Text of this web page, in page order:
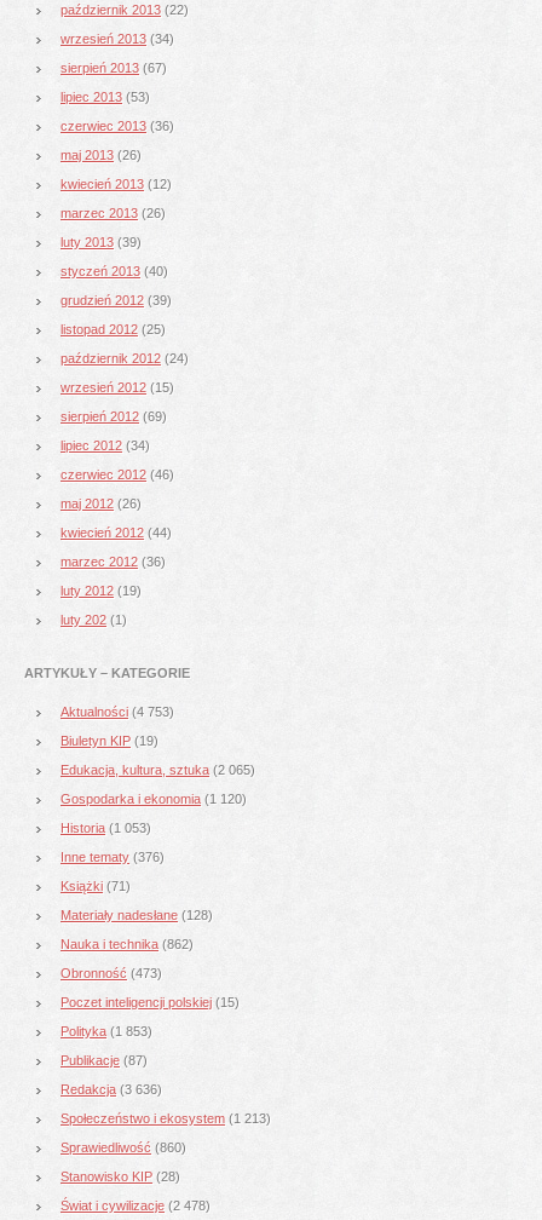
październik 2013 (22)
wrzesień 2013 (34)
sierpień 2013 (67)
lipiec 2013 (53)
czerwiec 2013 (36)
maj 2013 (26)
kwiecień 2013 (12)
marzec 2013 (26)
luty 2013 (39)
styczeń 2013 (40)
grudzień 2012 (39)
listopad 2012 (25)
październik 2012 (24)
wrzesień 2012 (15)
sierpień 2012 (69)
lipiec 2012 (34)
czerwiec 2012 (46)
maj 2012 (26)
kwiecień 2012 (44)
marzec 2012 (36)
luty 2012 (19)
luty 202 (1)
ARTYKUŁY – KATEGORIE
Aktualności (4 753)
Biuletyn KIP (19)
Edukacja, kultura, sztuka (2 065)
Gospodarka i ekonomia (1 120)
Historia (1 053)
Inne tematy (376)
Książki (71)
Materiały nadesłane (128)
Nauka i technika (862)
Obronność (473)
Poczet inteligencji polskiej (15)
Polityka (1 853)
Publikacje (87)
Redakcja (3 636)
Społeczeństwo i ekosystem (1 213)
Sprawiedliwość (860)
Stanowisko KIP (28)
Świat i cywilizacje (2 478)